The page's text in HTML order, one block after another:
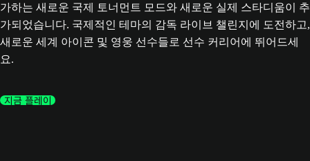
가하는 새로운 국제 토너먼트 모드와 새로운 실제 스타디움이 추
가되었습니다. 국제적인 테마의 감독 라이브 챌린지에 도전하고,
새로운 세계 아이콘 및 영웅 선수들로 선수 커리어에 뛰어드세
요.
지금 플레이